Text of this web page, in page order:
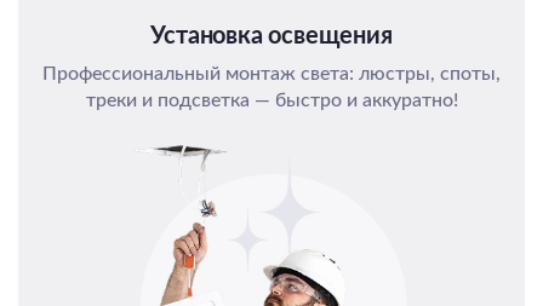
Установка освещения
Профессиональный монтаж света: люстры, споты,
треки и подсветка — быстро и аккуратно!